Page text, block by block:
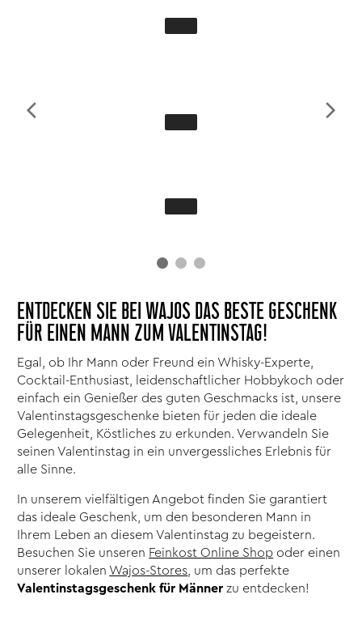
ENTDECKEN SIE BEI WAJOS DAS BESTE GESCHENK
FÜR EINEN MANN ZUM VALENTINSTAG!
Egal, ob Ihr Mann oder Freund ein Whisky-Experte,
Cocktail-Enthusiast, leidenschaftlicher Hobbykoch oder
einfach ein Genießer des guten Geschmacks ist, unsere
Valentinstagsgeschenke bieten für jeden die ideale
Gelegenheit, Köstliches zu erkunden. Verwandeln Sie
seinen Valentinstag in ein unvergessliches Erlebnis für
alle Sinne.
In unserem vielfältigen Angebot finden Sie garantiert
das ideale Geschenk, um den besonderen Mann in
Ihrem Leben an diesem Valentinstag zu begeistern.
Besuchen Sie unseren Feinkost Online Shop oder einen
unserer lokalen Wajos-Stores , um das perfekte
Valentinstagsgeschenk für Männer zu entdecken!